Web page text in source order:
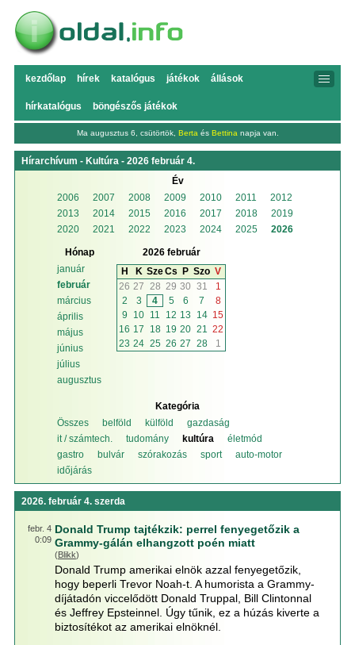
kezdőlap hírek katalógus játékok állások
hírkatalógus böngészős játékok
Ma augusztus 6, csütörtök, Berta és Bettina napja van.
Hírarchívum - Kultúra - 2026 február 4.
Év
2006
2007 2008 2009 2010 2011
2012
2013
2014 2015 2016 2017 2018
2019
2020
2021 2022 2023 2024 2025 2026
Hónap
január
február
március
április
május
június
július
augusztus
2026 február
H
K SzeCs P Szo V
26 27 28 29 30 31
1
2
3 4 5 6 7
8
9
10 11 12 13 14 15
16 17 18 19 20 21
22
23 24 25 26 27 28 1
Kategória
Összes
belföld külföld
gazdaság
it / számtech.
tudomány kultúra
életmód
gastro
bulvár szórakozás sport
auto-motor
időjárás
2026. február 4. szerda
febr. 4
0:09
Donald Trump tajtékzik: perrel fenyegetőzik a
Grammy-gálán elhangzott poén miatt
(Blikk)
Donald Trump amerikai elnök azzal fenyegetőzik,
hogy beperli Trevor Noah-t. A humorista a Grammy-
díjátadón viccelődött Donald Truppal, Bill Clintonnal
és Jeffrey Epsteinnel. Úgy tűnik, ez a húzás kiverte a
biztosítékot az amerikai elnöknél.